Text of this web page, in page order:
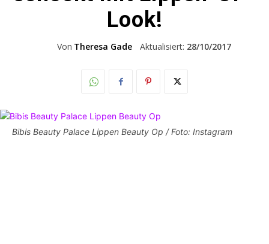
Look!
Von Theresa Gade Aktualisiert: 28/10/2017
Bibis Beauty Palace Lippen Beauty Op / Foto: Instagram